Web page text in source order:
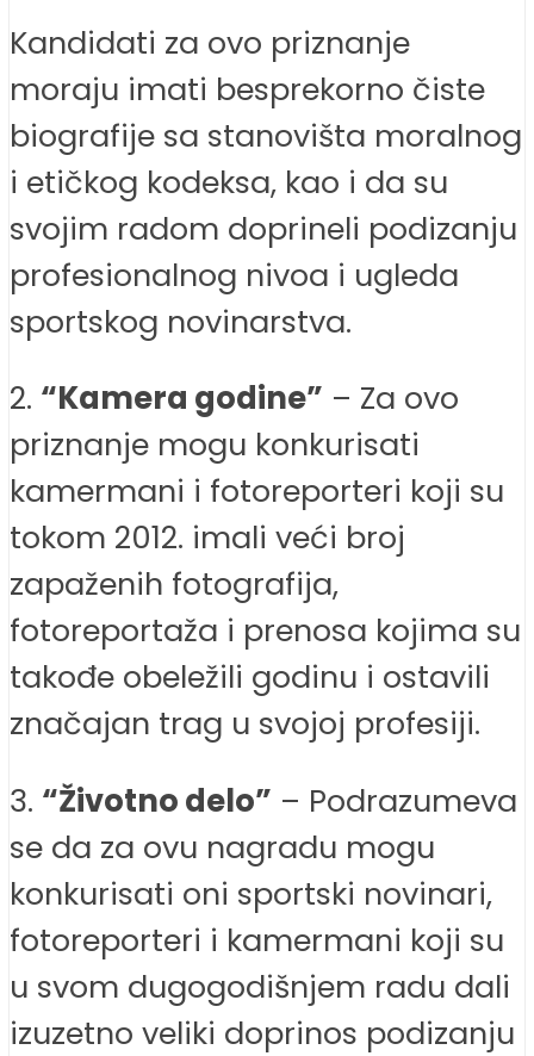
Kandidati za ovo priznanje
moraju imati besprekorno čiste
biografije sa stanovišta moralnog
i etičkog kodeksa, kao i da su
svojim radom doprineli podizanju
profesionalnog nivoa i ugleda
sportskog novinarstva.
2. “Kamera godine” – Za ovo
priznanje mogu konkurisati
kamermani i fotoreporteri koji su
tokom 2012. imali veći broj
zapaženih fotografija,
fotoreportaža i prenosa kojima su
takođe obeležili godinu i ostavili
značajan trag u svojoj profesiji.
3. “Životno delo” – Podrazumeva
se da za ovu nagradu mogu
konkurisati oni sportski novinari,
fotoreporteri i kamermani koji su
u svom dugogodišnjem radu dali
izuzetno veliki doprinos podizanju